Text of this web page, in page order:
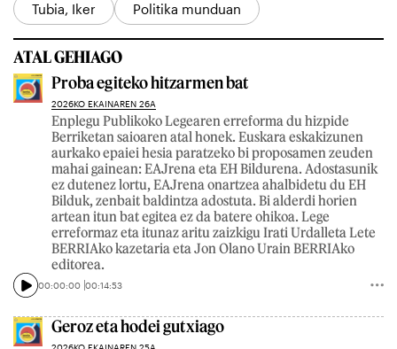
Tubia, Iker
Politika munduan
ATAL GEHIAGO
Proba egiteko hitzarmen bat
2026KO EKAINAREN 26A
Enplegu Publikoko Legearen erreforma du hizpide
Berriketan saioaren atal honek. Euskara eskakizunen
aurkako epaiei hesia paratzeko bi proposamen zeuden
mahai gainean: EAJrena eta EH Bildurena. Adostasunik
ez dutenez lortu, EAJrena onartzea ahalbidetu du EH
Bilduk, zenbait baldintza adostuta. Bi alderdi horien
artean itun bat egitea ez da batere ohikoa. Lege
erreformaz eta itunaz aritu zaizkigu Irati Urdalleta Lete
BERRIAko kazetaria eta Jon Olano Urain BERRIAko
editorea.
00:00:00 00:14:53
Geroz eta hodei gutxiago